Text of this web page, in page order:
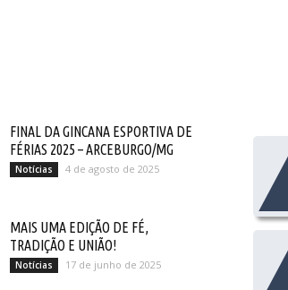
FINAL DA GINCANA ESPORTIVA DE
FÉRIAS 2025 – ARCEBURGO/MG
Notícias 4 de agosto de 2025
MAIS UMA EDIÇÃO DE FÉ,
TRADIÇÃO E UNIÃO!
Notícias 17 de junho de 2025